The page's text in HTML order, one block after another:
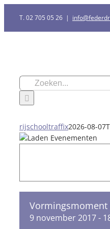
inhoud
T. 02 705 05 26 |
Zoeken
naar:
rijschooltraffix2026-08-
Vormingsmoment
9 november 2017 -